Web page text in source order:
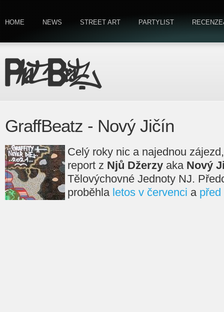
HOME NEWS STREET ART PARTYLIST
GraffBeatz - Nový Jičín
Celý roky nic a najednou
report z Njů Džerzy aka Nový
Tělovýchovné Jednoty NJ.
proběhla letos v červenci a před